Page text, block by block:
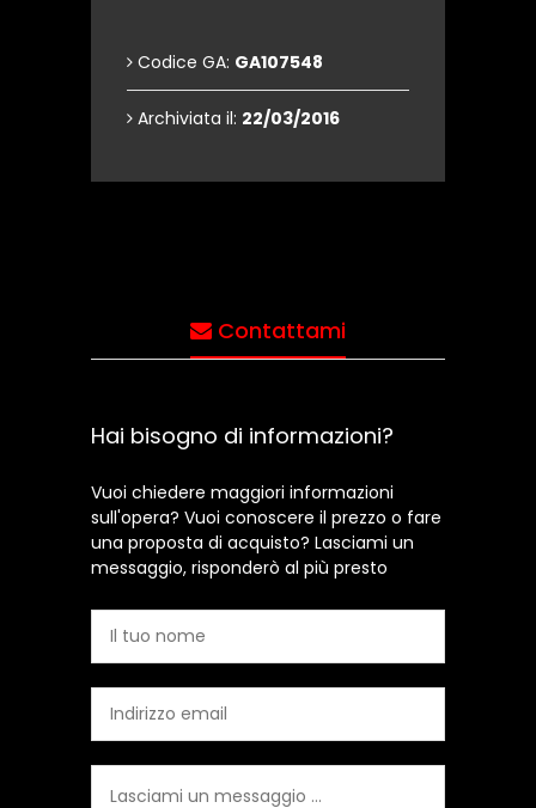
Codice GA: GA107548
Archiviata il: 22/03/2016
Contattami
Hai bisogno di informazioni?
Vuoi chiedere maggiori informazioni
sull'opera? Vuoi conoscere il prezzo o fare
una proposta di acquisto? Lasciami un
messaggio, risponderò al più presto